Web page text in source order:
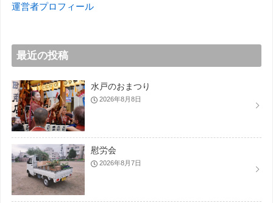
運営者プロフィール
最近の投稿
水戸のおまつり
2026年8月8日
慰労会
2026年8月7日